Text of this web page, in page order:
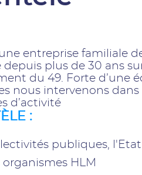
entreprise familiale
depuis plus de 30 ans
du 49. Forte d’une
nous intervenons
d’activité
:
publiques, l'Etat
organismes HLM